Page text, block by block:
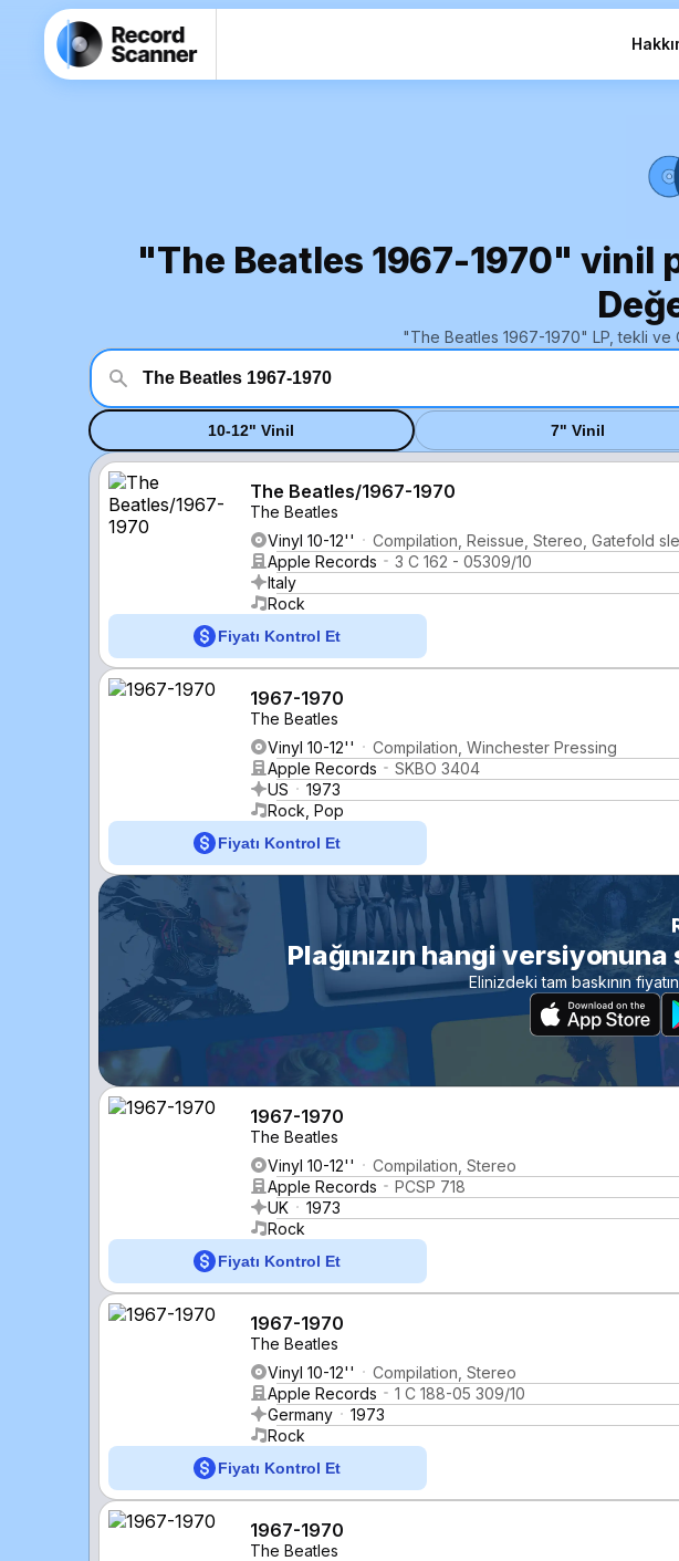
"The Beatles 1967-1970" vinil
"The Beatles 1967-1970" LP, tekli
10-12" Vinil 7" Vinil
The Beatles/1967-1970
The Beatles
Vinyl 10-12''
Compilation, Reissue, Stereo, Gatefold
Apple Records
3 C 162 - 05309/10
Italy
Rock
Fiyatı Kontrol Et
1967-1970
The Beatles
Vinyl 10-12''
Compilation, Winchester Pressing
Apple Records
SKBO 3404
US
1973
Rock, Pop
Fiyatı Kontrol Et
Plağınızın hangi
Elinizdeki tam baskının
1967-1970
The Beatles
Vinyl 10-12''
Compilation, Stereo
Apple Records
PCSP 718
UK
1973
Rock
Fiyatı Kontrol Et
1967-1970
The Beatles
Vinyl 10-12''
Compilation, Stereo
Apple Records
1 C 188-05 309/10
Germany
1973
Rock
Fiyatı Kontrol Et
1967-1970
The Beatles